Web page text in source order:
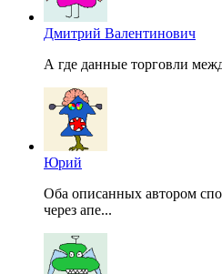
Дмитрий Валентинович
А где данные торговли
Юрий
Оба описанных автором
через апе...